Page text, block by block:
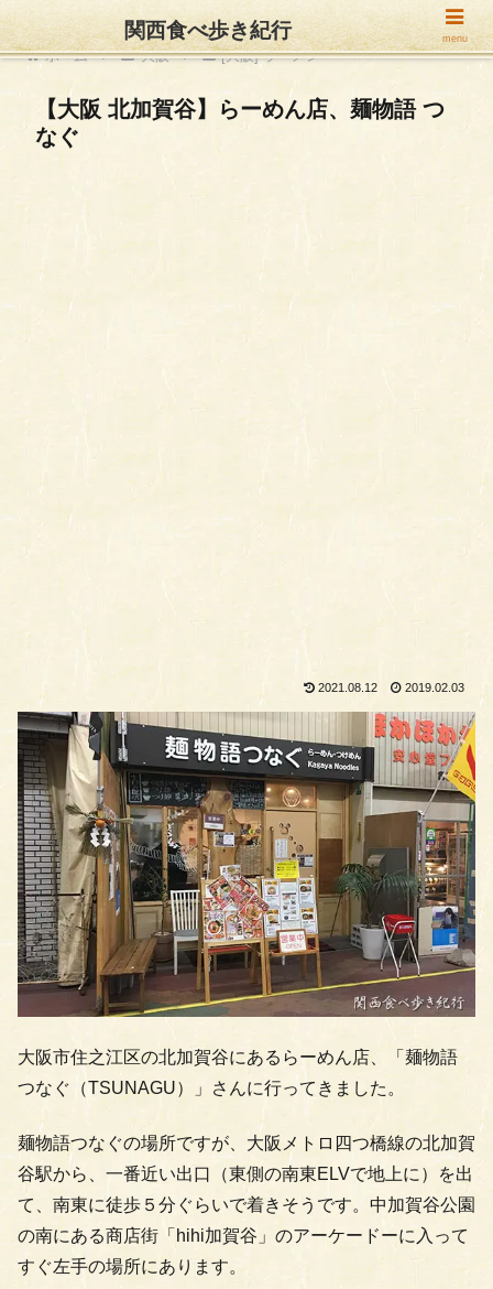
ホーム 大阪 [大阪] ラーメン
【大阪 北加賀谷】らーめん店、麺物語 つ
なぐ
2021.08.12 2019.02.03
大阪市住之江区の北加賀谷にあるらーめん店、「麺物語
つなぐ（TSUNAGU）」さんに行ってきました。
麺物語つなぐの場所ですが、大阪メトロ四つ橋線の北加賀
谷駅から、一番近い出口（東側の南東ELVで地上に）を出
て、南東に徒歩５分ぐらいで着きそうです。中加賀谷公園
の南にある商店街「hihi加賀谷」のアーケードーに入って
すぐ左手の場所にあります。
関西食べ歩き紀行 menu